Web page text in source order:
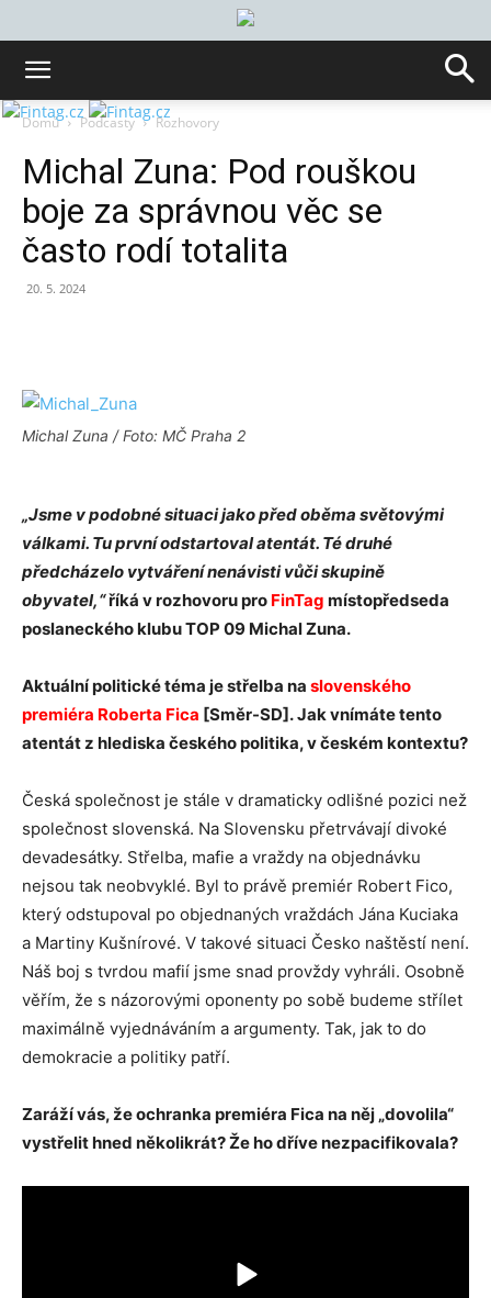
Domů Podcasty Rozhovory
Michal Zuna: Pod rouškou
boje za správnou věc se
často rodí totalita
20. 5. 2024
Michal Zuna / Foto: MČ Praha 2
„Jsme v podobné situaci jako před oběma světovými
válkami. Tu první odstartoval atentát. Té druhé
předcházelo vytváření nenávisti vůči skupině
obyvatel,“říká v rozhovoru pro FinTag místopředseda
poslaneckého klubu TOP 09 Michal Zuna.
Aktuální politické téma je střelba na slovenského
premiéra Roberta Fica [Směr-SD].Jak vnímáte tento
atentát z hlediska českého politika, v českém kontextu?
Česká společnost je stále v dramaticky odlišné pozici než
společnost slovenská. Na Slovensku přetrvávají divoké
devadesátky. Střelba, mafie a vraždy na objednávku
nejsou tak neobvyklé. Byl to právě premiér Robert Fico,
který odstupoval po objednaných vraždách Jána Kuciaka
a Martiny Kušnírové. V takové situaci Česko naštěstí není.
Náš boj s tvrdou mafií jsme snad provždy vyhráli. Osobně
věřím, že s názorovými oponenty po sobě budeme střílet
maximálně vyjednáváním a argumenty. Tak, jak to do
demokracie a politiky patří.
Zaráží vás, že ochranka premiéra Fica na něj „dovolila“
vystřelit hned několikrát? Že ho dříve nezpacifikovala?